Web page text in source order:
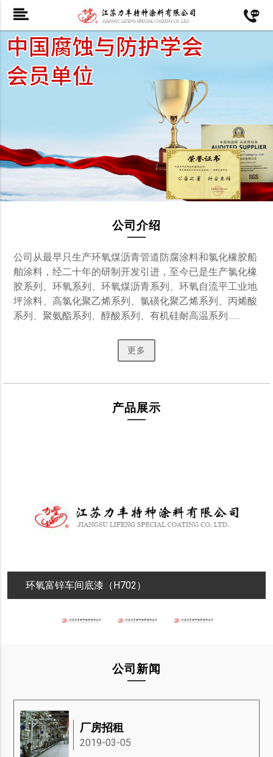
公司介绍
公司从最早只生产环氧煤沥青管道防腐涂料和氯化橡胶船
舶涂料，经二十年的研制开发引进，至今已是生产氯化橡
胶系列、环氧系列、环氧煤沥青系列、环氧自流平工业地
坪涂料、高氯化聚乙烯系列、氯磺化聚乙烯系列、丙烯酸
系列、聚氨酯系列、醇酸系列、有机硅耐高温系列……
更多
产品展示
环氧富锌车间底漆（H702）
公司新闻
厂房招租
2019-03-05